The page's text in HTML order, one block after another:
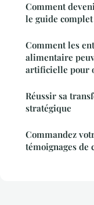
Comment
le guide complet
Comment les
alimentaire
artificielle pour
Réussir sa
stratégique
Commandez
témoignages de